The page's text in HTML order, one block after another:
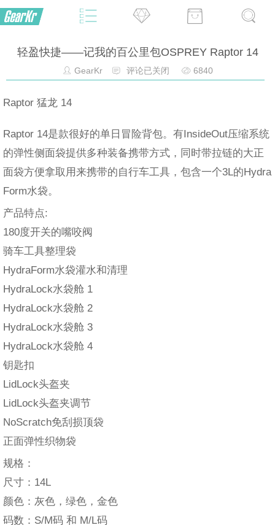
轻盈快捷——记我的百公里包OSPREY Raptor 14
GearKr 评论已关闭 6840
Raptor 猛龙 14
Raptor 14是款很好的单日冒险背包。有InsideOut压缩系统
的弹性侧面袋提供多种装备携带方式，同时带拉链的大正
面袋方便拿取用来携带的自行车工具，包含一个3L的Hydra
Form水袋。
产品特点:
180度开关的嘴咬阀
骑车工具整理袋
HydraForm水袋灌水和清理
HydraLock水袋舱 1
HydraLock水袋舱 2
HydraLock水袋舱 3
HydraLock水袋舱 4
钥匙扣
LidLock头盔夹
LidLock头盔夹调节
NoScratch免刮损顶袋
正面弹性织物袋
规格：
尺寸：14L
颜色：灰色，绿色，金色
码数：S/M码 和 M/L码